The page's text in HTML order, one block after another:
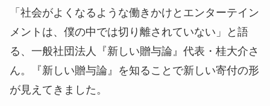
「社会がよくなるような働きかけとエンターテイン
メントは、僕の中では切り離されていない」と語
る、一般社団法人『新しい贈与論』代表・桂大介さ
ん。『新しい贈与論』を知ることで新しい寄付の形
が見えてきました。